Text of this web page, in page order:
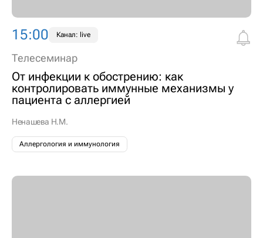
15:00 Канал: live
Телесеминар
От инфекции к обострению: как
контролировать иммунные механизмы у
пациента с аллергией
Ненашева Н.М.
Аллергология и иммунология